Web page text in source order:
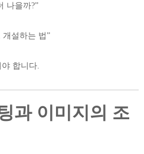
나을까?”
개설하는 법”
합니다.
과 이미지의 조